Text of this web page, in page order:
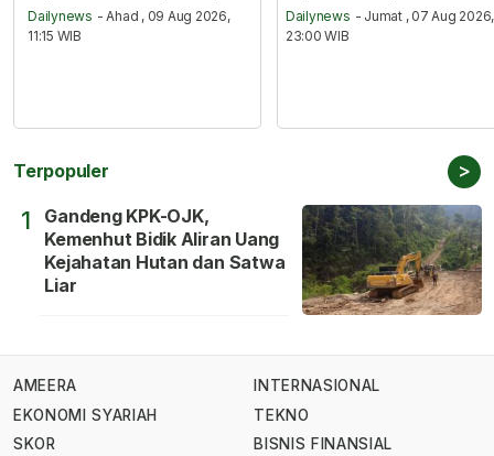
Dailynews - Ahad , 09 Aug 2026,
11:15 WIB
Dailynews - Jumat , 07 Aug 2026,
23:00 WIB
Terpopuler >
1
Gandeng KPK-OJK,
Kemenhut Bidik Aliran Uang
Kejahatan Hutan dan Satwa
Liar
AMEERA
EKONOMI SYARIAH
SKOR
INTERNASIONAL
TEKNO
BISNIS FINANSIAL